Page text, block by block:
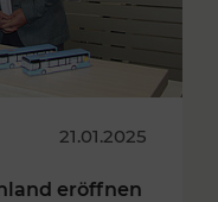
21.01.2025
eröffnen